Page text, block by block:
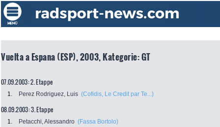
Vuelta a Espana (ESP), 2003, Kategorie: GT
07.09.2003: 2. Etappe
1. Perez Rodriguez, Luis (Cofidis, Le Credit par Te...)
08.09.2003: 3. Etappe
1. Petacchi, Alessandro (Fassa Bortolo)